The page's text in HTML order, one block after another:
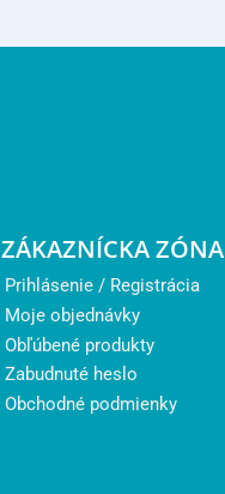
ZÁKAZNÍCKA ZÓNA
Prihlásenie / Registrácia
Moje objednávky
Obľúbené produkty
Zabudnuté heslo
Obchodné podmienky